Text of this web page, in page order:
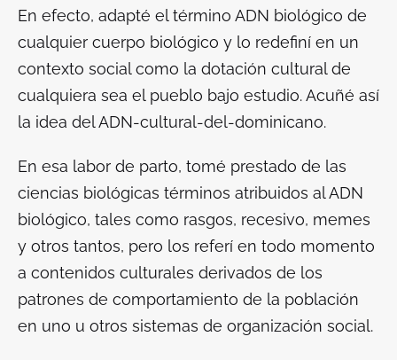
En efecto, adapté el término ADN biológico de
cualquier cuerpo biológico y lo redefiní en un
contexto social como la dotación cultural de
cualquiera sea el pueblo bajo estudio. Acuñé así
la idea del ADN-cultural-del-dominicano.
En esa labor de parto, tomé prestado de las
ciencias biológicas términos atribuidos al ADN
biológico, tales como rasgos, recesivo, memes
y otros tantos, pero los referí en todo momento
a contenidos culturales derivados de los
patrones de comportamiento de la población
en uno u otros sistemas de organización social.